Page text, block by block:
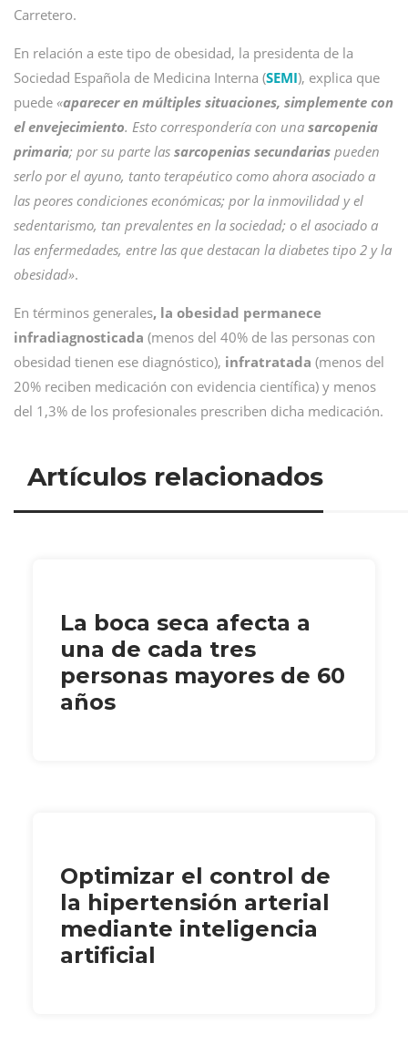
Carretero.
En relación a este tipo de obesidad, la presidenta de la
Sociedad Española de Medicina Interna (SEMI), explica que
puede «aparecer en múltiples situaciones, simplemente con
el envejecimiento. Esto correspondería con una sarcopenia
primaria; por su parte las sarcopenias secundarias pueden
serlo por el ayuno, tanto terapéutico como ahora asociado a
las peores condiciones económicas; por la inmovilidad y el
sedentarismo, tan prevalentes en la sociedad; o el asociado a
las enfermedades, entre las que destacan la diabetes tipo 2 y la
obesidad».
En términos generales, la obesidad permanece
infradiagnosticada (menos del 40% de las personas con
obesidad tienen ese diagnóstico), infratratada (menos del
20% reciben medicación con evidencia científica) y menos
del 1,3% de los profesionales prescriben dicha medicación.
Artículos relacionados
La boca seca afecta a
una de cada tres
personas mayores de 60
años
Optimizar el control de
la hipertensión arterial
mediante inteligencia
artificial